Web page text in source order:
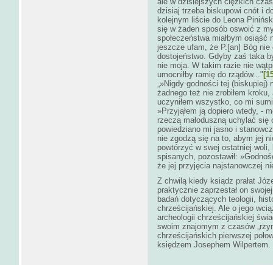
dzisiaj trzeba biskupowi cnót i
kolejnym liście do Leona
się w żaden sposób oswoić z
społeczeństwa miałbym
jeszcze ufam, że P.[an] Bóg
dostojeństwo. Gdyby zaś taka
nie moja. W takim razie nie
umocniłby ramię do rządów..."
„»Nigdy godności tej (biskupiej)
żadnego też nie zrobiłem
uczyniłem wszystko, co mi
»Przyjąłem ją dopiero wtedy, -
rzeczą małoduszną uchylać
powiedziano mi jasno i
nie zgodzą się na to, abym jej
powtórzyć w swej ostatniej
spisanych, pozostawił:
że jej przyjęcia najstanowczej
Z chwilą kiedy ksiądz prałat
praktycznie zaprzestał on
badań dotyczących teologii,
chrześcijańskiej. Ale o jego
archeologii chrześcijańskiej
swoim znajomym z czasów
chrześcijańskich pierwszej
księdzem Josephem Wilpertem.